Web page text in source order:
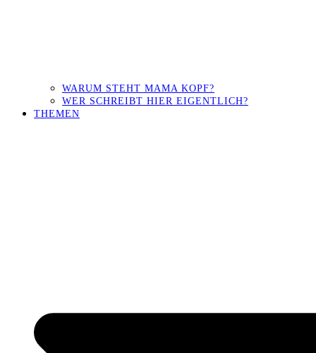
WARUM STEHT MAMA KOPF?
WER SCHREIBT HIER EIGENTLICH?
THEMEN